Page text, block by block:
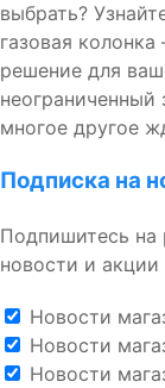
выбрать?
газовая
решение для
неограниченный
многое другое
Подписка на
Подпишитесь на
новости и акции
Новости
Новости
Новости